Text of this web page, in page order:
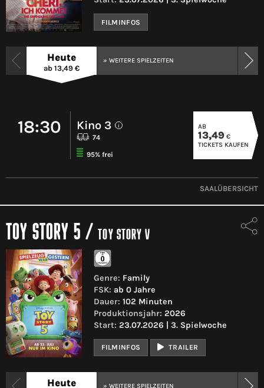
FILMINFOS
Heute
ab 13,49 €
» WEITERE SPIELZEITEN
18:30 Kino 3 i
74
95% frei
AB
13,49 €
TICKETS KAUFEN
SAALÜBERSICHT
TOY STORY 5 / TOY STORY V
Genre: Family
FSK: ab 0 Jahre
Dauer: 102 Minuten
Produktionsjahr: 2026
Start: 23.07.2026 | 3. Spielwoche
FILMINFOS TRAILER
Heute » WEITERE SPIELZEITEN